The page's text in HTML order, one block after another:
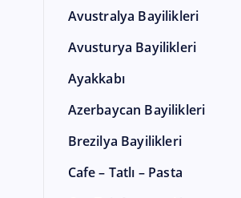
Avustralya Bayilikleri
Avusturya Bayilikleri
Ayakkabı
Azerbaycan Bayilikleri
Brezilya Bayilikleri
Cafe – Tatlı – Pasta